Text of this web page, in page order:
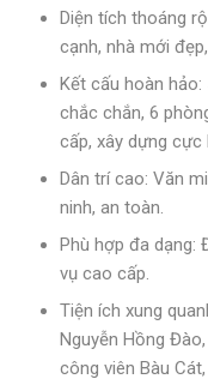
Diện tích thoáng
cạnh, nhà mới
Kết cấu hoàn
chắc chắn, 6
cấp, xây dựng cực
Dân trí cao: Văn
ninh, an toàn.
Phù hợp đa dạng:
vụ cao cấp.
Tiện ích xung
Nguyễn Hồng
công viên Bàu